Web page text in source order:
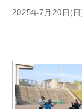
2025年7月20日(